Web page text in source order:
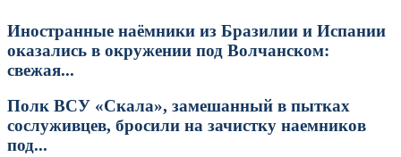
Иностранные наёмники из Бразилии и Испании
оказались в окружении под Волчанском:
свежая...
Полк ВСУ «Скала», замешанный в пытках
сослуживцев, бросили на зачистку наемников
под...